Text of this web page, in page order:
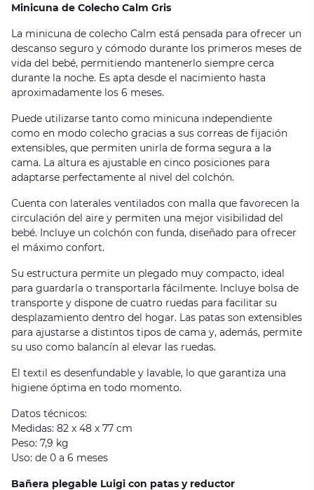
Minicuna de Colecho Calm Gris
La minicuna de colecho Calm está pensada para ofrecer un
descanso seguro y cómodo durante los primeros meses de
vida del bebé, permitiendo mantenerlo siempre cerca
durante la noche. Es apta desde el nacimiento hasta
aproximadamente los 6 meses.
Puede utilizarse tanto como minicuna independiente
como en modo colecho gracias a sus correas de fijación
extensibles, que permiten unirla de forma segura a la
cama. La altura es ajustable en cinco posiciones para
adaptarse perfectamente al nivel del colchón.
Cuenta con laterales ventilados con malla que favorecen la
circulación del aire y permiten una mejor visibilidad del
bebé. Incluye un colchón con funda, diseñado para ofrecer
el máximo confort.
Su estructura permite un plegado muy compacto, ideal
para guardarla o transportarla fácilmente. Incluye bolsa de
transporte y dispone de cuatro ruedas para facilitar su
desplazamiento dentro del hogar. Las patas son extensibles
para ajustarse a distintos tipos de cama y, además, permite
su uso como balancín al elevar las ruedas.
El textil es desenfundable y lavable, lo que garantiza una
higiene óptima en todo momento.
Datos técnicos:
Medidas: 82 x 48 x 77 cm
Peso: 7,9 kg
Uso: de 0 a 6 meses
Bañera plegable Luigi con patas y reductor